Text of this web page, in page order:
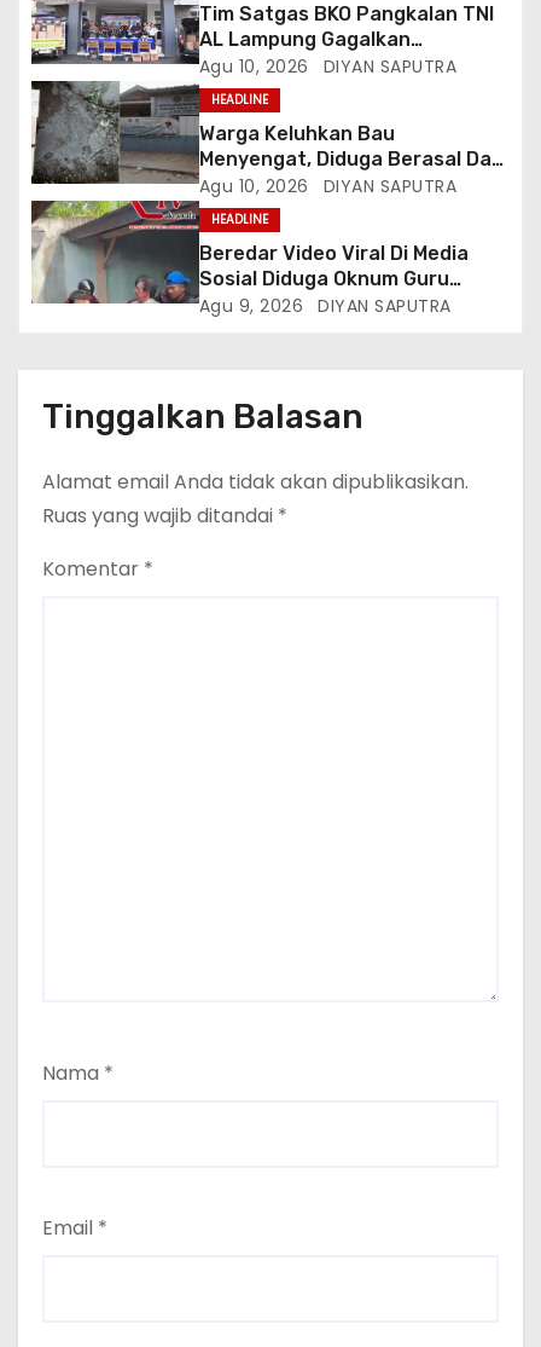
Tim Satgas BKO Pangkalan TNI
AL Lampung Gagalkan
Peredaran Ribuan Liter
Minuman Keras Ilegal Di
Pelabuhan Bakauheni
Agu 10, 2026 DIYAN SAPUTRA
HEADLINE
Warga Keluhkan Bau
Menyengat, Diduga Berasal Dari
Limbah SPPG Panjang Utara 2
Bandar Lampung
Agu 10, 2026 DIYAN SAPUTRA
HEADLINE
Beredar Video Viral Di Media
Sosial Diduga Oknum Guru
Menampar Murid Di Halaman
Agu 9, 2026 DIYAN SAPUTRA
Tinggalkan Balasan
Alamat email Anda tidak akan dipublikasikan.
Ruas yang wajib ditandai *
Komentar *
Nama *
Email *